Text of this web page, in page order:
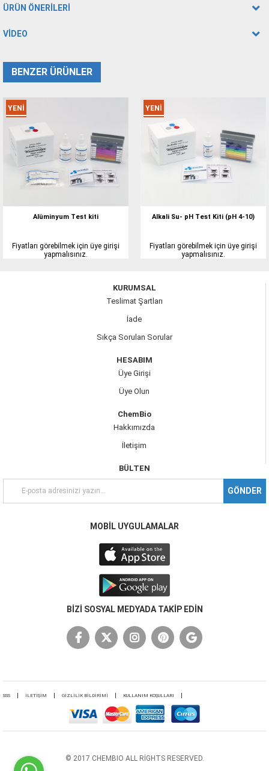
ÜRÜN ÖNERILERI
VIDEO
BENZER ÜRÜNLER
Alüminyum Test kiti
YENI
Fiyatları görebilmek için üye girişi
yapmalısınız.
Alkali Su- pH Test Kiti (pH 4-10)
YENI
ÜRÜN
Fiyatları görebilmek için üye girişi
yapmalısınız.
KURUMSAL
Teslimat Şartları
İade
Sıkça Sorulan Sorular
HESABIM
Üye Girişi
Üye Olun
ChemBio
Hakkımızda
İletişim
BÜLTEN
GÖNDER
MOBİL UYGULAMALAR
BİZİ SOSYAL MEDYADA TAKİP EDİN
SSS İLETİŞİM GİZLİLİK BİLDİRİMİ KULLANIM KOŞULLARI
© 2017 CHEMBIO ALL RIGHTS RESERVED.